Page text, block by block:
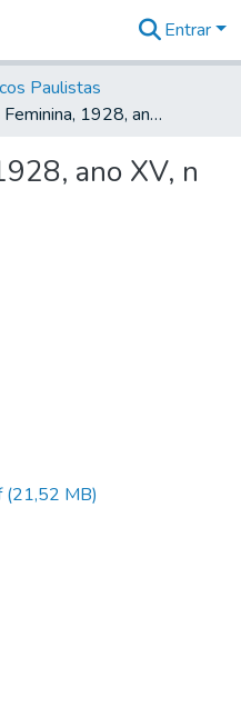
na
Entrar
Paulistas
Revista Feminina, 1928, ano XV, n 165
ano XV, n
(21,52 MB)